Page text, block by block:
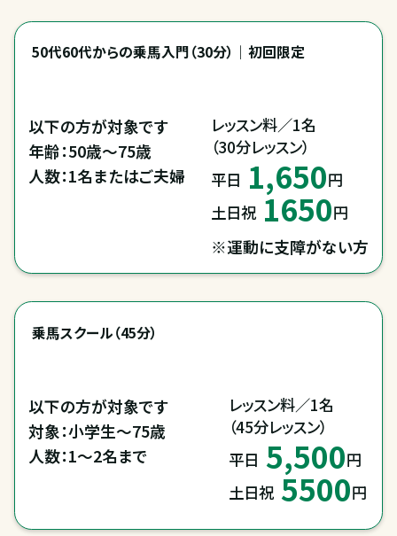
50代60代からの乗馬入門（30分）｜初回限定
以下の方が対象です
年齢：50歳～75歳
人数：1名またはご夫婦
レッスン料／1名
（30分レッスン）
平日 1,650円
土日祝 1650円
※運動に支障がない方
乗馬スクール（45分）
以下の方が対象です
対象：小学生～75歳
人数：1～2名まで
レッスン料／1名
（45分レッスン）
平日 5,500円
土日祝 5500円